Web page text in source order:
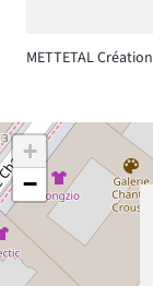
METTETAL Création
+
−